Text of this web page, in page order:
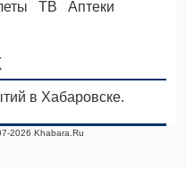
ТВ
Аптеки
в Хабаровске.
2026 Khabara.Ru